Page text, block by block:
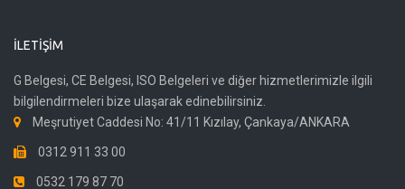
İLETIŞIM
G Belgesi, CE Belgesi, ISO Belgeleri ve diğer hizmetlerimizle ilgili
bilgilendirmeleri bize ulaşarak edinebilirsiniz.
Meşrutiyet Caddesi No: 41/11 Kızılay, Çankaya/ANKARA
0312 911 33 00
0532 179 87 70